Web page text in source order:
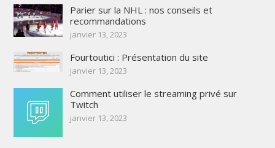
Parier sur la NHL : nos conseils et
recommandations
janvier 13, 2023
Fourtoutici : Présentation du site
janvier 13, 2023
Comment utiliser le streaming privé sur
Twitch
janvier 13, 2023